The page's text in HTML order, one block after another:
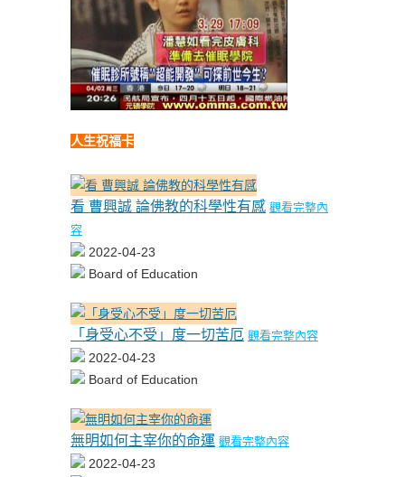
人生祝福卡
看 曹興誠 論佛教的科學性有感 觀看完整內
容
2022-04-23
Board of Education
「身受心不受」度一切苦厄 觀看完整內容
2022-04-23
Board of Education
無明如何主宰你的命運 觀看完整內容
2022-04-23